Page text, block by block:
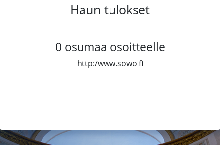
Haun tulokset
0 osumaa osoitteelle
http:/www.sowo.fi